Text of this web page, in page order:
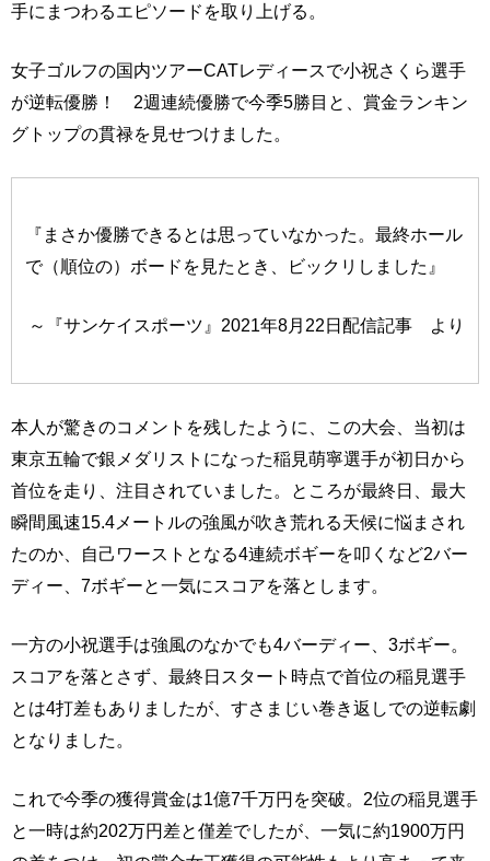
手にまつわるエピソードを取り上げる。
女子ゴルフの国内ツアーCATレディースで小祝さくら選手
が逆転優勝！ 2週連続優勝で今季5勝目と、賞金ランキン
グトップの貫禄を見せつけました。
『まさか優勝できるとは思っていなかった。最終ホール
で（順位の）ボードを見たとき、ビックリしました』
～『サンケイスポーツ』2021年8月22日配信記事 より
本人が驚きのコメントを残したように、この大会、当初は
東京五輪で銀メダリストになった稲見萌寧選手が初日から
首位を走り、注目されていました。ところが最終日、最大
瞬間風速15.4メートルの強風が吹き荒れる天候に悩まされ
たのか、自己ワーストとなる4連続ボギーを叩くなど2バー
ディー、7ボギーと一気にスコアを落とします。
一方の小祝選手は強風のなかでも4バーディー、3ボギー。
スコアを落とさず、最終日スタート時点で首位の稲見選手
とは4打差もありましたが、すさまじい巻き返しでの逆転劇
となりました。
これで今季の獲得賞金は1億7千万円を突破。2位の稲見選手
と一時は約202万円差と僅差でしたが、一気に約1900万円